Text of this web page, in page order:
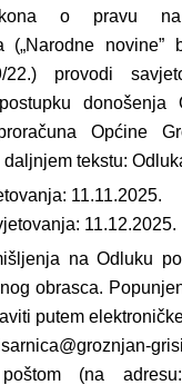
o pravu
(„Narodne novine”
provodi
donošenja
Općine
tekstu:
11.11.2025.
11.12.2025.
na Odluku
obrasca.
putem
(na